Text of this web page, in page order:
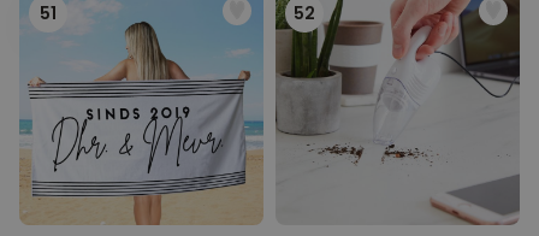
51 52